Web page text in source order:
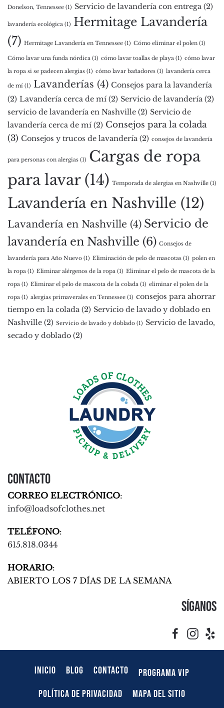
Donelson, Tennessee (1) Servicio de lavandería con entrega (2)
lavandería ecológica (1) Hermitage Lavandería
(7) Hermitage Lavandería en Tennessee (1) Cómo eliminar el polen (1)
Cómo lavar una funda nórdica (1) cómo lavar toallas de playa (1) cómo lavar
la ropa si se padecen alergias (1) cómo lavar bañadores (1) lavandería cerca
de mí (1) Lavanderías (4) Consejos para la lavandería
(2) Lavandería cerca de mí (2) Servicio de lavandería (2)
servicio de lavandería en Nashville (2) Servicio de
lavandería cerca de mí (2) Consejos para la colada
(3) Consejos y trucos de lavandería (2) consejos de lavandería
para personas con alergias (1) Cargas de ropa
para lavar(14) Temporada de alergias en Nashville (1)
Lavandería en Nashville (12)
Lavandería en Nashville (4) Servicio de
lavandería en Nashville (6) Consejos de
lavandería para Año Nuevo (1) Eliminación de pelo de mascotas (1) polen en
la ropa (1) Eliminar alérgenos de la ropa (1) Eliminar el pelo de mascota de la
ropa (1) Eliminar el pelo de mascota de la colada (1) eliminar el polen de la
ropa (1) alergias primaverales en Tennessee (1) consejos para ahorrar
tiempo en la colada (2) Servicio de lavado y doblado en
Nashville (2) Servicio de lavado y doblado (1) Servicio de lavado,
secado y doblado (2)
Contacto
CORREO ELECTRÓNICO:
info@loadsofclothes.net
TELÉFONO:
615.818.0344
HORARIO:
ABIERTO LOS 7 DÍAS DE LA SEMANA
Síganos
INICIO BLOG CONTACTO
PROGRAMA VIP
POLÍTICA DE PRIVACIDAD
MAPA DEL SITIO